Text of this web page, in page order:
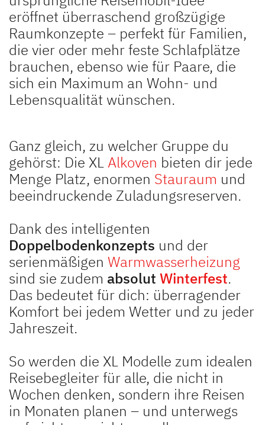
eröffnet überraschend großzügige
Raumkonzepte – perfekt für Familien,
die vier oder mehr feste Schlafplätze
brauchen, ebenso wie für Paare, die
sich ein Maximum an Wohn- und
Lebensqualität wünschen.
Ganz gleich, zu welcher Gruppe du
gehörst: Die XLAlkoven bieten dir jede
Menge Platz, enormen Stauraum und
beeindruckende Zuladungsreserven.
Dank des intelligenten
Doppelbodenkonzepts und der
serienmäßigen Warmwasserheizung
sind sie zudem absolut Winterfest.
Das bedeutet für dich: überragender
Komfort bei jedem Wetter und zu jeder
Jahreszeit.
So werden die XL Modelle zum idealen
Reisebegleiter für alle, die nicht in
Wochen denken, sondern ihre Reisen
in Monaten planen – und unterwegs